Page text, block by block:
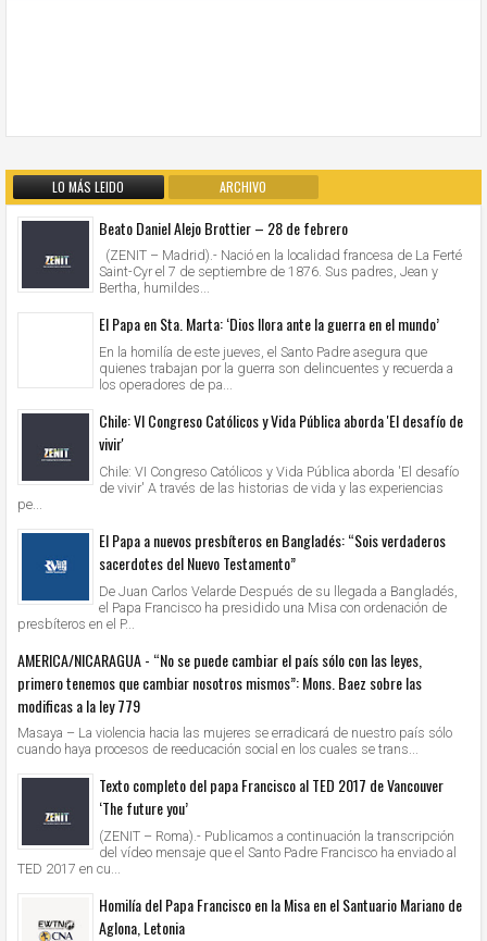
LO MÁS LEIDO ARCHIVO
Beato Daniel Alejo Brottier – 28 de febrero
(ZENIT – Madrid).- Nació en la localidad francesa de La Ferté
Saint-Cyr el 7 de septiembre de 1876. Sus padres, Jean y
Bertha, humildes...
El Papa en Sta. Marta: ‘Dios llora ante la guerra en el mundo’
En la homilía de este jueves, el Santo Padre asegura que
quienes trabajan por la guerra son delincuentes y recuerda a
los operadores de pa...
Chile: VI Congreso Católicos y Vida Pública aborda 'El desafío de
vivir'
Chile: VI Congreso Católicos y Vida Pública aborda 'El desafío
de vivir' A través de las historias de vida y las experiencias
pe...
El Papa a nuevos presbíteros en Bangladés: “Sois verdaderos
sacerdotes del Nuevo Testamento”
De Juan Carlos Velarde Después de su llegada a Bangladés,
el Papa Francisco ha presidido una Misa con ordenación de
presbíteros en el P...
AMERICA/NICARAGUA - “No se puede cambiar el país sólo con las leyes,
primero tenemos que cambiar nosotros mismos”: Mons. Baez sobre las
modificas a la ley 779
Masaya – La violencia hacia las mujeres se erradicará de nuestro país sólo
cuando haya procesos de reeducación social en los cuales se trans...
Texto completo del papa Francisco al TED 2017 de Vancouver
‘The future you’
(ZENIT – Roma).- Publicamos a continuación la transcripción
del vídeo mensaje que el Santo Padre Francisco ha enviado al
TED 2017 en cu...
Homilía del Papa Francisco en la Misa en el Santuario Mariano de
Aglona, Letonia